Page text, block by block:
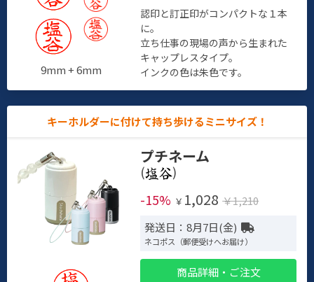
9mm + 6mm
認印と訂正印がコンパクトな１本
に。
立ち仕事の現場の声から生まれた
キャップレスタイプ。
インクの色は朱色です。
キーホルダーに付けて持ち歩けるミニサイズ！
プチネーム
(
)
-15% ￥ 1,028 ￥1,210
発送日：8月7日(金)
ネコポス（郵便受けへお届け）
商品詳細・ご注文